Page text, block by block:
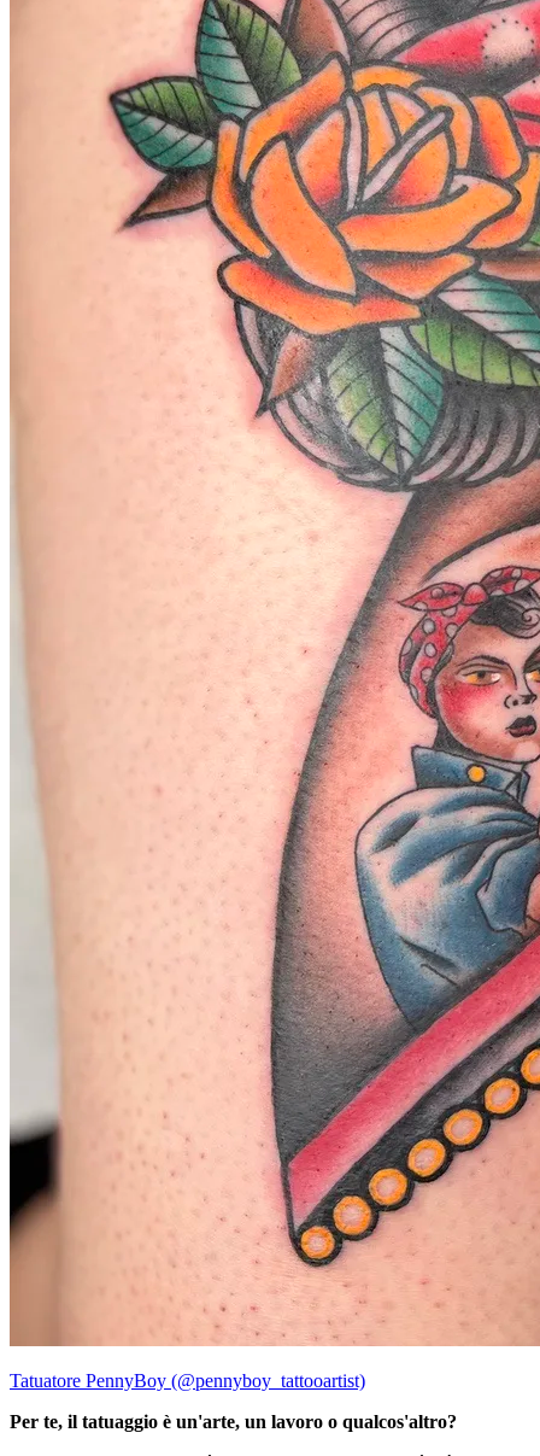
Tatuatore PennyBoy (@pennyboy_tattooartist)
Per te, il tatuaggio è un'arte, un lavoro o qualcos'altro?